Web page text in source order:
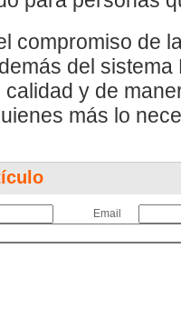
compromiso de
del
y de
más lo
Email